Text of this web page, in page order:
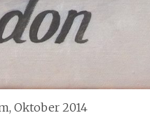
Oktober 2014